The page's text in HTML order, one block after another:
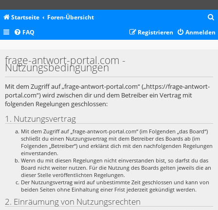
Startseite Foren-Übersicht
c
FAQ Anmelden
Registrieren
frage-antwort-portal.com -
Nutzungsbedingungen
Mit dem Zugriff auf „frage-antwort-portal.com“ („https://frage-antwort-
portal.com“) wird zwischen dir und dem Betreiber ein Vertrag mit
folgenden Regelungen geschlossen:
1. Nutzungsvertrag
Mit dem Zugriff auf „frage-antwort-portal.com“ (im Folgenden „das Board“)
schließt du einen Nutzungsvertrag mit dem Betreiber des Boards ab (im
Folgenden „Betreiber“) und erklärst dich mit den nachfolgenden Regelungen
einverstanden.
Wenn du mit diesen Regelungen nicht einverstanden bist, so darfst du das
Board nicht weiter nutzen. Für die Nutzung des Boards gelten jeweils die an
dieser Stelle veröffentlichten Regelungen.
Der Nutzungsvertrag wird auf unbestimmte Zeit geschlossen und kann von
beiden Seiten ohne Einhaltung einer Frist jederzeit gekündigt werden.
2. Einräumung von Nutzungsrechten